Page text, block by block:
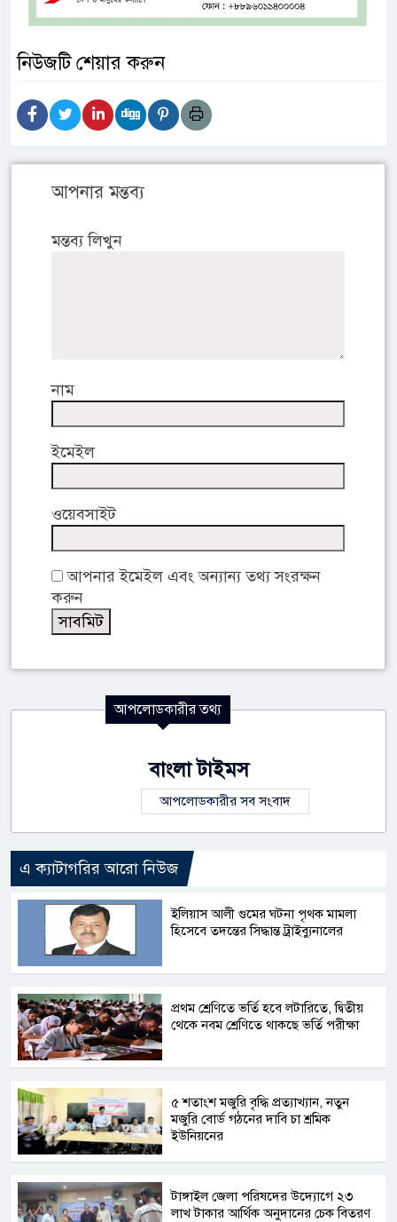
নিউজটি শেয়ার করুন
আপনার মন্তব্য
মন্তব্য লিখুন
নাম
ইমেইল
ওয়েবসাইট
আপনার ইমেইল এবং অন্যান্য তথ্য সংরক্ষন
করুন
আপলোডকারীর তথ্য
বাংলা টাইমস
আপলোডকারীর সব সংবাদ
এ ক্যাটাগরির আরো নিউজ
ইলিয়াস আলী গুমের ঘটনা পৃথক মামলা
হিসেবে তদন্তের সিদ্ধান্ত ট্রাইব্যুনালের
প্রথম শ্রেণিতে ভর্তি হবে লটারিতে, দ্বিতীয়
থেকে নবম শ্রেণিতে থাকছে ভর্তি পরীক্ষা
৫ শতাংশ মজুরি বৃদ্ধি প্রত্যাখ্যান, নতুন
মজুরি বোর্ড গঠনের দাবি চা শ্রমিক
ইউনিয়নের
টাঙ্গাইল জেলা পরিষদের উদ্যোগে ২৩
লাখ টাকার আর্থিক অনুদানের চেক বিতরণ